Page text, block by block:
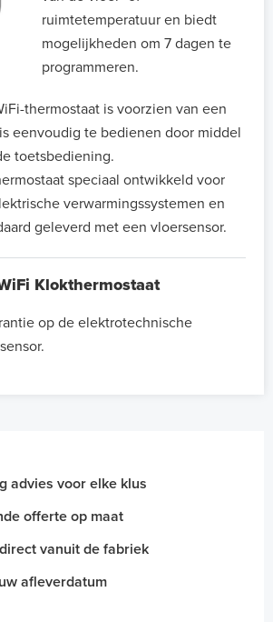
ruimtetemperatuur en biedt
mogelijkheden om 7 dagen te
programmeren.
thermostaat is voorzien van een
eenvoudig te bedienen door middel
toetsbediening.
speciaal ontwikkeld voor
verwarmingssystemen en
geleverd met een vloersensor.
Klokthermostaat
op de elektrotechnische
advies voor elke klus
offerte op maat
vanuit de fabriek
afleverdatum